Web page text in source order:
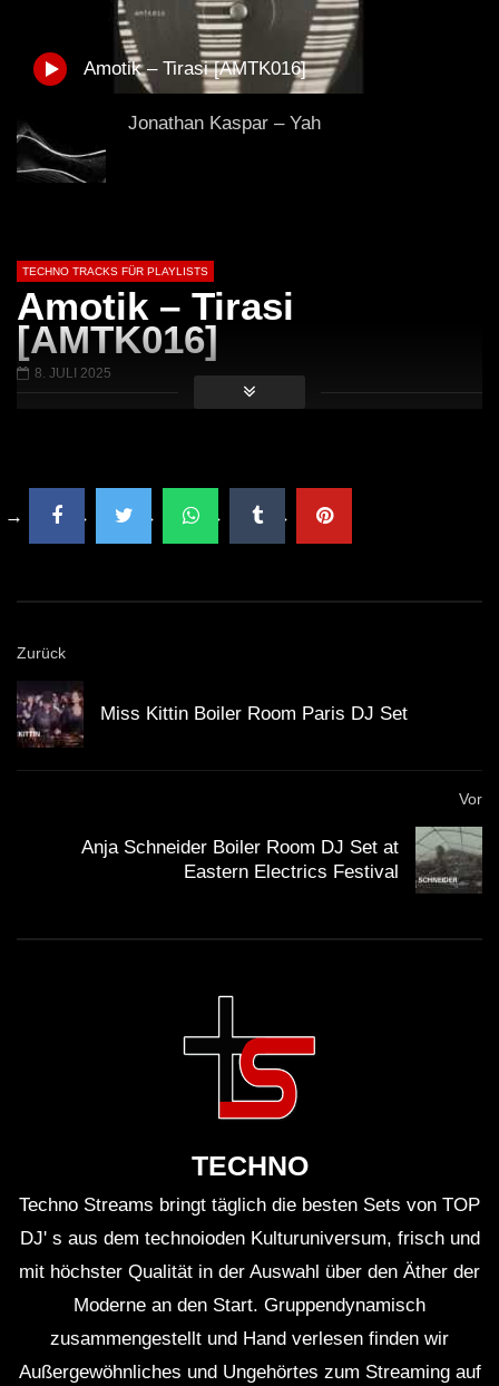
Später
Jonathan Kaspar – Yah
06:31
OPERA (Street
(Club Mix)
Amotik – Tirasi [AMTK016]
Jonathan Kaspar – Yah
Mix)
HI-LO – KOALA (Extended Mix)
Records]
Björn Torwellen – The Overstayer
Steady – Original Mix (Recondite)
Operator – Full Moon Rebirth
[TRUNCATED46]
TECHNO TRACKS FÜR PLAYLISTS
Amotik – Tirasi
[AMTK016]
8. JULI 2025
Zurück
Miss Kittin Boiler Room Paris DJ Set
Vor
Anja Schneider Boiler Room DJ Set at
Eastern Electrics Festival
TECHNO
Techno Streams bringt täglich die besten Sets von TOP
DJ' s aus dem technoioden Kulturuniversum, frisch und
mit höchster Qualität in der Auswahl über den Äther der
Moderne an den Start. Gruppendynamisch
zusammengestellt und Hand verlesen finden wir
Außergewöhnliches und Ungehörtes zum Streaming auf